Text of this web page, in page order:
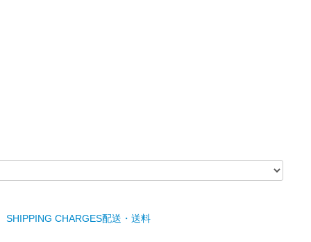
SHIPPING CHARGES配送・送料